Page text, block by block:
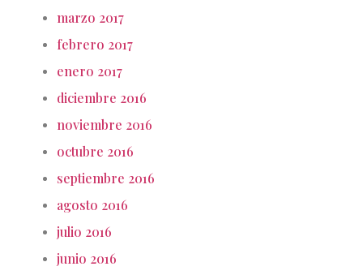
marzo 2017
febrero 2017
enero 2017
diciembre 2016
noviembre 2016
octubre 2016
septiembre 2016
agosto 2016
julio 2016
junio 2016